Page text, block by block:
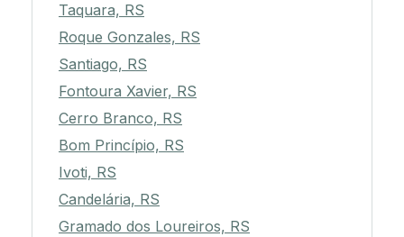
Taquara, RS
Roque Gonzales, RS
Santiago, RS
Fontoura Xavier, RS
Cerro Branco, RS
Bom Princípio, RS
Ivoti, RS
Candelária, RS
Gramado dos Loureiros, RS